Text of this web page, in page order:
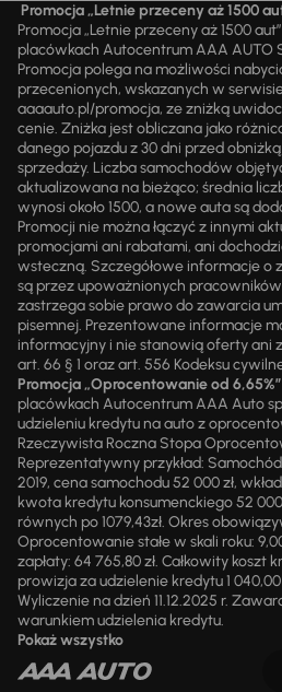
Promocja „Letnie przeceny aż 1500
Promocja „Letnie przeceny aż 1500
placówkach Autocentrum AAA AUTO
Promocja polega na możliwości
przecenionych, wskazanych w
aaaauto.pl/promocja, ze zniżką
cenie. Zniżka jest obliczana jako
danego pojazdu z 30 dni przed
sprzedaży. Liczba samochodów
aktualizowana na bieżąco; średnia
wynosi około 1500, a nowe auta są
Promocji nie można łączyć z innymi
promocjami ani rabatami, ani
wsteczną. Szczegółowe informacje o
są przez upoważnionych
zastrzega sobie prawo do zawarcia
pisemnej. Prezentowane informacje
informacyjny i nie stanowią oferty ani
art. 66 § 1 oraz art. 556 Kodeksu
Promocja „Oprocentowanie od 6,65%”
placówkach Autocentrum AAA Auto
udzieleniu kredytu na auto z
Rzeczywista Roczna Stopa
Reprezentatywny przykład:
2019, cena samochodu 52 000 zł,
kwota kredytu konsumenckiego 52
równych po 1079,43zł. Okres
Oprocentowanie stałe w skali roku:
zapłaty: 64 765,80 zł. Całkowity koszt
prowizja za udzielenie kredytu 1 040,00
Wyliczenie na dzień 11.12.2025 r.
warunkiem udzielenia kredytu.
Pokaż wszystko